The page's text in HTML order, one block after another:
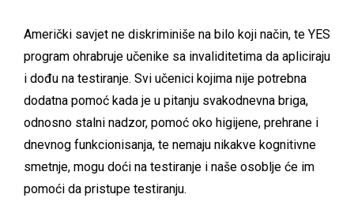
Američki savjet ne diskriminiše na bilo koji način, te YES
program ohrabruje učenike sa invaliditetima da apliciraju
i dođu na testiranje. Svi učenici kojima nije potrebna
dodatna pomoć kada je u pitanju svakodnevna briga,
odnosno stalni nadzor, pomoć oko higijene, prehrane i
dnevnog funkcionisanja, te nemaju nikakve kognitivne
smetnje, mogu doći na testiranje i naše osoblje će im
pomoći da pristupe testiranju.